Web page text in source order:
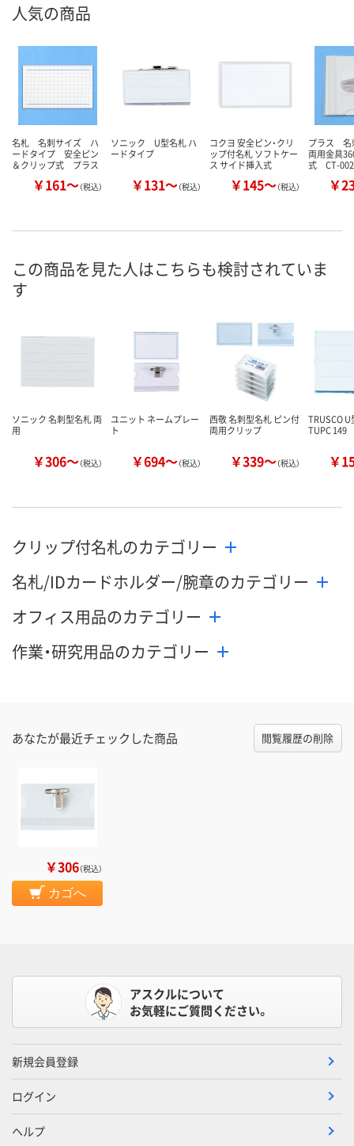
人気の商品
名札 名刺サイズ ハ
ードタイプ 安全ピン
＆クリップ式 プラス
￥161～（税込）
ソニック U型名札 ハ
ードタイプ
￥131～（税込）
コクヨ 安全ピン・クリ
ップ付名札 ソフトケー
ス サイド挿入式
￥145～（税込）
プラス
両用金具
式 CT-002
￥
この商品を見た人はこちらも検討されていま
す
ソニック 名刺型名札 両
用
￥306～（税込）
ユニット ネームプレー
ト
￥694～（税込）
西敬 名刺型名札 ピン付
両用クリップ
￥339～（税込）
TRUSCO
TUPC 149
￥
クリップ付名札のカテゴリー
名札/IDカードホルダー/腕章のカテゴリー
オフィス用品のカテゴリー
作業・研究用品のカテゴリー
あなたが最近チェックした商品 閲覧履歴の削除
￥306（税込）
カゴへ
アスクルについて
お気軽にご質問ください。
新規会員登録
ログイン
ヘルプ